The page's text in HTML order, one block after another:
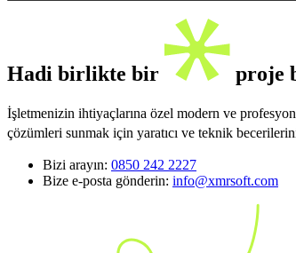
Hadi birlikte bir proje
İşletmenizin ihtiyaçlarına özel modern ve
çözümleri sunmak için yaratıcı ve teknik
Bizi arayın: 0850 242 2227
Bize e-posta gönderin: info@xmrsoft.com